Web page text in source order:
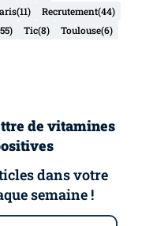
(11) Recrutement(44)
Tic(8) Toulouse(6)
de vitamines
dans votre
semaine !